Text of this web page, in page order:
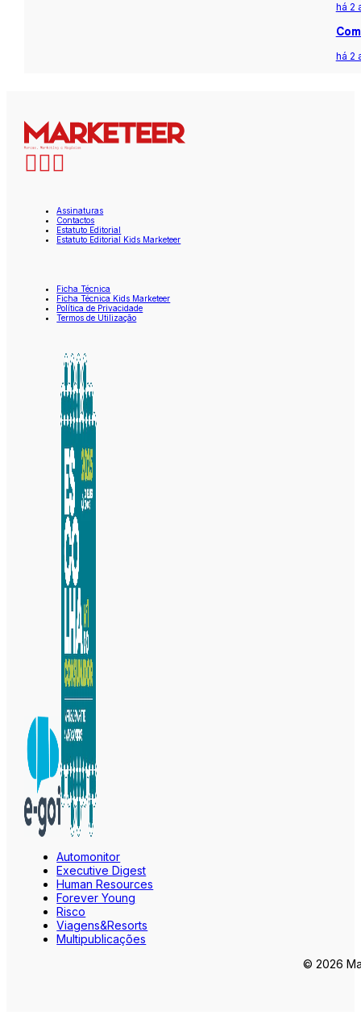
há 2
há 2
Assinaturas
Contactos
Estatuto Editorial
Estatuto Editorial Kids Marketeer
Ficha Técnica
Ficha Técnica Kids Marketeer
Política de Privacidade
Termos de Utilização
Automonitor
Executive Digest
Human Resources
Forever Young
Risco
Viagens&Resorts
Multipublicações
© 2026